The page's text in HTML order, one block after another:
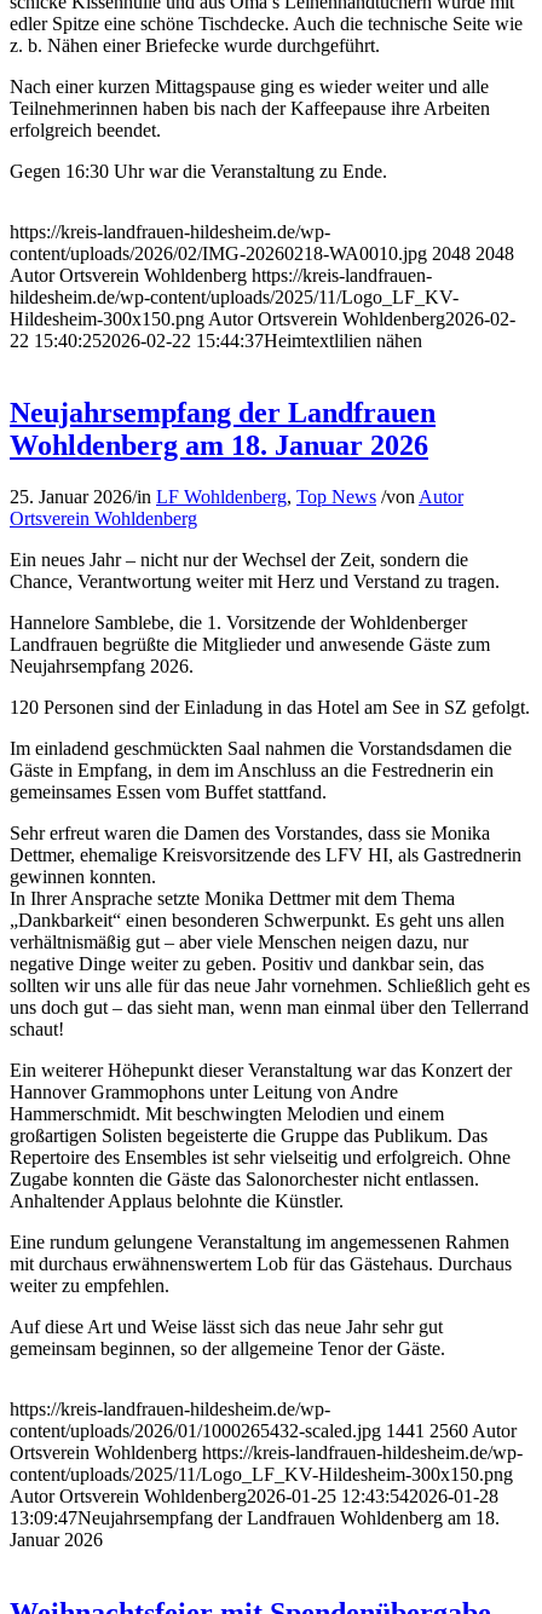
edler Spitze eine schöne Tischdecke. Auch die technische Seite wie
z. b. Nähen einer Briefecke wurde durchgeführt.
Nach einer kurzen Mittagspause ging es wieder weiter und alle
Teilnehmerinnen haben bis nach der Kaffeepause ihre Arbeiten
erfolgreich beendet.
Gegen 16:30 Uhr war die Veranstaltung zu Ende.
https://kreis-landfrauen-hildesheim.de/wp-
content/uploads/2026/02/IMG-20260218-WA0010.jpg 2048 2048
Autor Ortsverein Wohldenberg https://kreis-landfrauen-
hildesheim.de/wp-content/uploads/2025/11/Logo_LF_KV-
Hildesheim-300x150.png Autor Ortsverein Wohldenberg2026-02-
22 15:40:252026-02-22 15:44:37Heimtextlilien nähen
Neujahrsempfang der Landfrauen
Wohldenberg am 18. Januar 2026
25. Januar 2026/in LF Wohldenberg, Top News /von Autor
Ortsverein Wohldenberg
Ein neues Jahr – nicht nur der Wechsel der Zeit, sondern die
Chance, Verantwortung weiter mit Herz und Verstand zu tragen.
Hannelore Samblebe, die 1. Vorsitzende der Wohldenberger
Landfrauen begrüßte die Mitglieder und anwesende Gäste zum
Neujahrsempfang 2026.
120 Personen sind der Einladung in das Hotel am See in SZ gefolgt.
Im einladend geschmückten Saal nahmen die Vorstandsdamen die
Gäste in Empfang, in dem im Anschluss an die Festrednerin ein
gemeinsames Essen vom Buffet stattfand.
Sehr erfreut waren die Damen des Vorstandes, dass sie Monika
Dettmer, ehemalige Kreisvorsitzende des LFV HI, als Gastrednerin
gewinnen konnten.
In Ihrer Ansprache setzte Monika Dettmer mit dem Thema
„Dankbarkeit“ einen besonderen Schwerpunkt. Es geht uns allen
verhältnismäßig gut – aber viele Menschen neigen dazu, nur
negative Dinge weiter zu geben. Positiv und dankbar sein, das
sollten wir uns alle für das neue Jahr vornehmen. Schließlich geht es
uns doch gut – das sieht man, wenn man einmal über den Tellerrand
schaut!
Ein weiterer Höhepunkt dieser Veranstaltung war das Konzert der
Hannover Grammophons unter Leitung von Andre
Hammerschmidt. Mit beschwingten Melodien und einem
großartigen Solisten begeisterte die Gruppe das Publikum. Das
Repertoire des Ensembles ist sehr vielseitig und erfolgreich. Ohne
Zugabe konnten die Gäste das Salonorchester nicht entlassen.
Anhaltender Applaus belohnte die Künstler.
Eine rundum gelungene Veranstaltung im angemessenen Rahmen
mit durchaus erwähnenswertem Lob für das Gästehaus. Durchaus
weiter zu empfehlen.
Auf diese Art und Weise lässt sich das neue Jahr sehr gut
gemeinsam beginnen, so der allgemeine Tenor der Gäste.
https://kreis-landfrauen-hildesheim.de/wp-
content/uploads/2026/01/1000265432-scaled.jpg 1441 2560 Autor
Ortsverein Wohldenberg https://kreis-landfrauen-hildesheim.de/wp-
content/uploads/2025/11/Logo_LF_KV-Hildesheim-300x150.png
Autor Ortsverein Wohldenberg2026-01-25 12:43:542026-01-28
13:09:47Neujahrsempfang der Landfrauen Wohldenberg am 18.
Januar 2026